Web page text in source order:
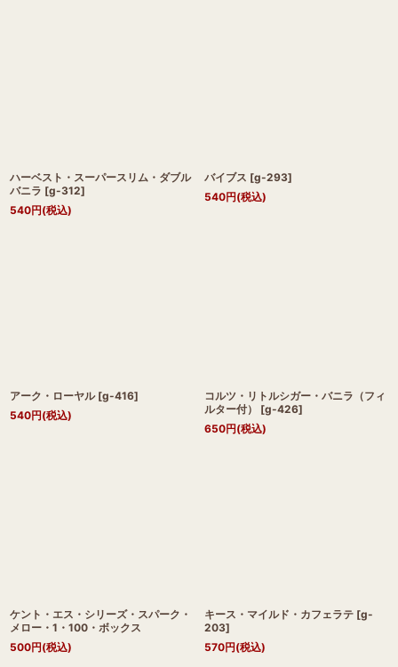
ハーベスト・スーパースリム・ダブル
バニラ [g-312]
540円(税込)
バイブス [g-293]
540円(税込)
アーク・ローヤル [g-416]
540円(税込)
コルツ・リトルシガー・バニラ（フィ
ルター付）
[g-426]
650円(税込)
ケント・エス・シリーズ・スパーク・
メロー・1・100・ボックス
500円(税込)
キース・マイルド・カフェラテ [g-
203]
570円(税込)